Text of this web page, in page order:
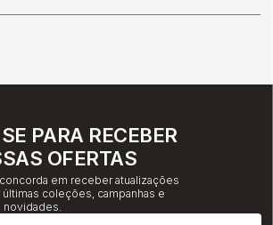
PARA RECEBER
OFERTAS
em receber atualizações
coleções, campanhas e
novidades.